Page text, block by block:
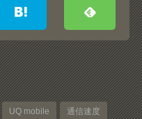
UQ mobile 通信速度